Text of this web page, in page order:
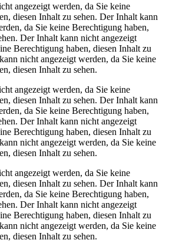
angezeigt werden, da Sie keine
diesen Inhalt zu sehen. Der Inhalt kann
da Sie keine Berechtigung haben,
Der Inhalt kann nicht angezeigt
Berechtigung haben, diesen Inhalt zu
nicht angezeigt werden, da Sie keine
diesen Inhalt zu sehen.
angezeigt werden, da Sie keine
diesen Inhalt zu sehen. Der Inhalt kann
da Sie keine Berechtigung haben,
Der Inhalt kann nicht angezeigt
Berechtigung haben, diesen Inhalt zu
nicht angezeigt werden, da Sie keine
diesen Inhalt zu sehen.
angezeigt werden, da Sie keine
diesen Inhalt zu sehen. Der Inhalt kann
da Sie keine Berechtigung haben,
Der Inhalt kann nicht angezeigt
Berechtigung haben, diesen Inhalt zu
nicht angezeigt werden, da Sie keine
diesen Inhalt zu sehen.